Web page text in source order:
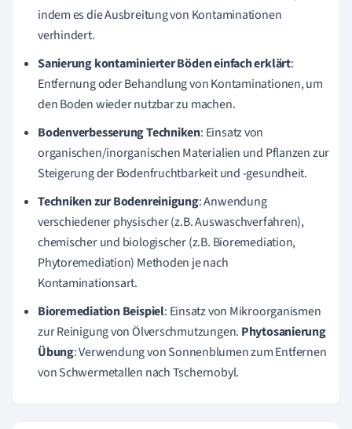
indem es die Ausbreitung von Kontaminationen
verhindert.
Sanierung kontaminierter Böden einfach erklärt:
Entfernung oder Behandlung von Kontaminationen, um
den Boden wieder nutzbar zu machen.
Bodenverbesserung Techniken: Einsatz von
organischen/inorganischen Materialien und Pflanzen zur
Steigerung der Bodenfruchtbarkeit und -gesundheit.
Techniken zur Bodenreinigung: Anwendung
verschiedener physischer (z.B. Auswaschverfahren),
chemischer und biologischer (z.B. Bioremediation,
Phytoremediation) Methoden je nach
Kontaminationsart.
Bioremediation Beispiel: Einsatz von Mikroorganismen
zur Reinigung von Ölverschmutzungen. Phytosanierung
Übung: Verwendung von Sonnenblumen zum Entfernen
von Schwermetallen nach Tschernobyl.